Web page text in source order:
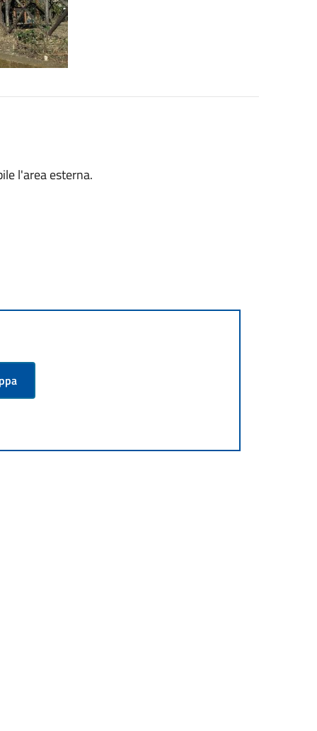
l'area esterna.